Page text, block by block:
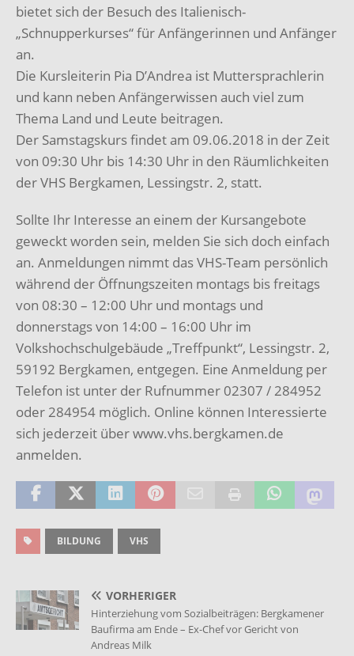
bietet sich der Besuch des Italienisch-
„Schnupperkurses“ für Anfängerinnen und Anfänger
an.
Die Kursleiterin Pia D’Andrea ist Muttersprachlerin
und kann neben Anfängerwissen auch viel zum
Thema Land und Leute beitragen.
Der Samstagskurs findet am 09.06.2018 in der Zeit
von 09:30 Uhr bis 14:30 Uhr in den Räumlichkeiten
der VHS Bergkamen, Lessingstr. 2, statt.
Sollte Ihr Interesse an einem der Kursangebote
geweckt worden sein, melden Sie sich doch einfach
an. Anmeldungen nimmt das VHS-Team persönlich
während der Öffnungszeiten montags bis freitags
von 08:30 – 12:00 Uhr und montags und
donnerstags von 14:00 – 16:00 Uhr im
Volkshochschulgebäude „Treffpunkt“, Lessingstr. 2,
59192 Bergkamen, entgegen. Eine Anmeldung per
Telefon ist unter der Rufnummer 02307 / 284952
oder 284954 möglich. Online können Interessierte
sich jederzeit über www.vhs.bergkamen.de
anmelden.
BILDUNG VHS
VORHERIGER
Hinterziehung vom Sozialbeiträgen: Bergkamener
Baufirma am Ende – Ex-Chef vor Gericht von
Andreas Milk